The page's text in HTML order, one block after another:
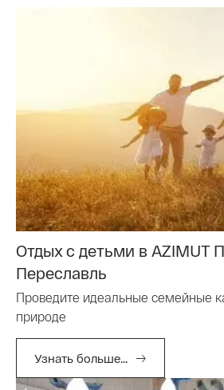
Отдых с детьми в AZIMUT
Переславль
Проведите идеальные семейные
природе
Узнать больше...